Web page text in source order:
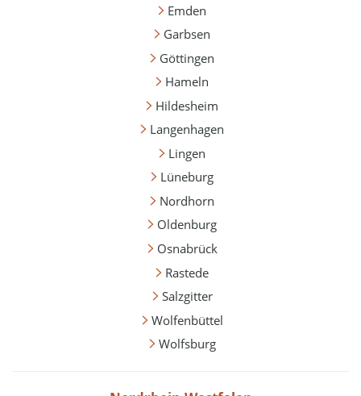
Emden
Garbsen
Göttingen
Hameln
Hildesheim
Langenhagen
Lingen
Lüneburg
Nordhorn
Oldenburg
Osnabrück
Rastede
Salzgitter
Wolfenbüttel
Wolfsburg